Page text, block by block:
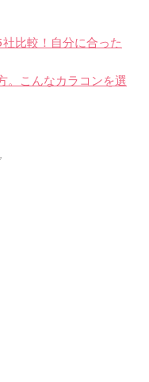
比較！自分に合った
。こんなカラコンを選